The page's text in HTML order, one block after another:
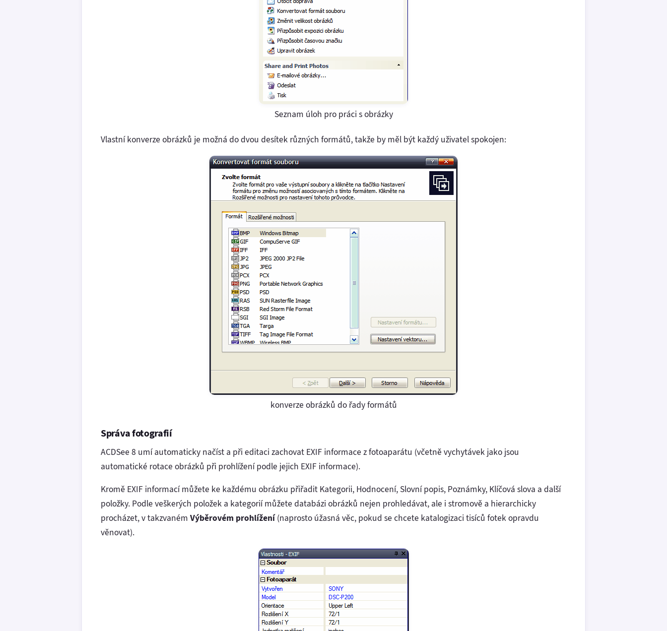
Seznam úloh pro práci s obrázky
Vlastní konverze obrázků je možná do dvou desítek různých formátů, takže by měl být každý uživatel spokojen:
konverze obrázků do řady formátů
Správa fotografií
ACDSee 8 umí automaticky načíst a při editaci zachovat EXIF informace z fotoaparátu (včetně vychytávek jako jsou
automatické rotace obrázků při prohlížení podle jejich EXIF informace).
Kromě EXIF informací můžete ke každému obrázku přiřadit Kategorii, Hodnocení, Slovní popis, Poznámky, Klíčová slova a další
položky. Podle veškerých položek a kategorií můžete databázi obrázků nejen prohledávat, ale i stromově a hierarchicky
procházet, v takzvaném Výběrovém prohlížení(naprosto úžasná věc, pokud se chcete katalogizaci tisíců fotek opravdu
věnovat).